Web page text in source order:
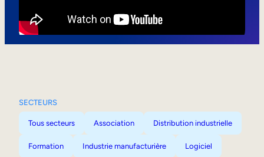
SECTEURS
Tous secteurs Association Distribution industrielle
Formation Industrie manufacturière Logiciel